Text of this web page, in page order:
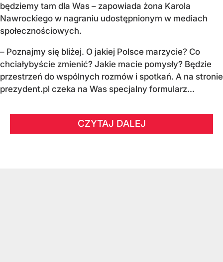
będziemy tam dla Was – zapowiada żona Karola
Nawrockiego w nagraniu udostępnionym w mediach
społecznościowych.
– Poznajmy się bliżej. O jakiej Polsce marzycie? Co
chciałybyście zmienić? Jakie macie pomysły? Będzie
przestrzeń do wspólnych rozmów i spotkań. A na stronie
prezydent.pl czeka na Was specjalny formularz...
CZYTAJ DALEJ